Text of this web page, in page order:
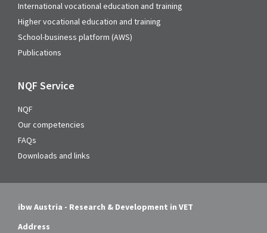
International vocational education and training
Higher vocational education and training
School-business platform (AWS)
Publications
NQF Service
NQF
Our competencies
FAQs
Downloads and links
ibw Austria - Research & Development in VET
Address